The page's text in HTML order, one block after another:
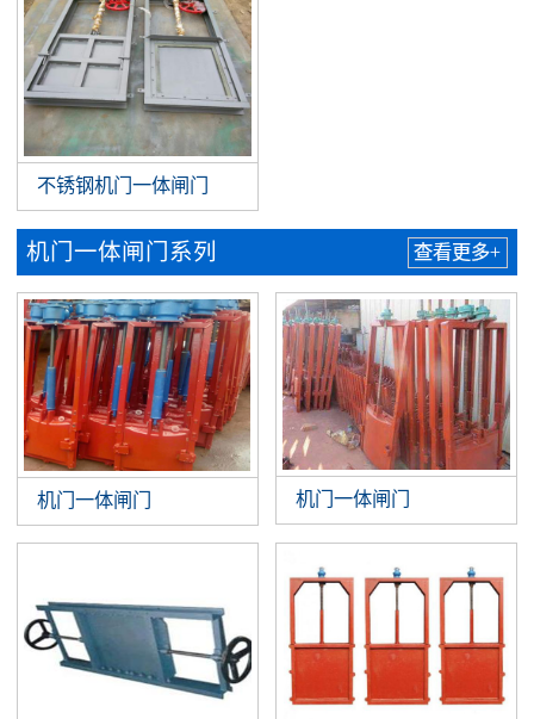
不锈钢机门一体闸门
机门一体闸门系列 查看更多+
机门一体闸门 机门一体闸门